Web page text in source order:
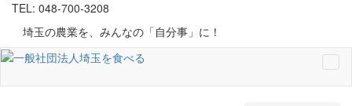
TEL: 048-700-3208
埼玉の農業を、みんなの「自分事」に！